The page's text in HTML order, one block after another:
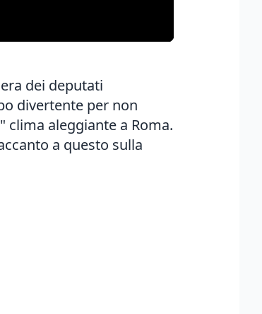
dei deputati
divertente per non
clima aleggiante a Roma.
a questo sulla